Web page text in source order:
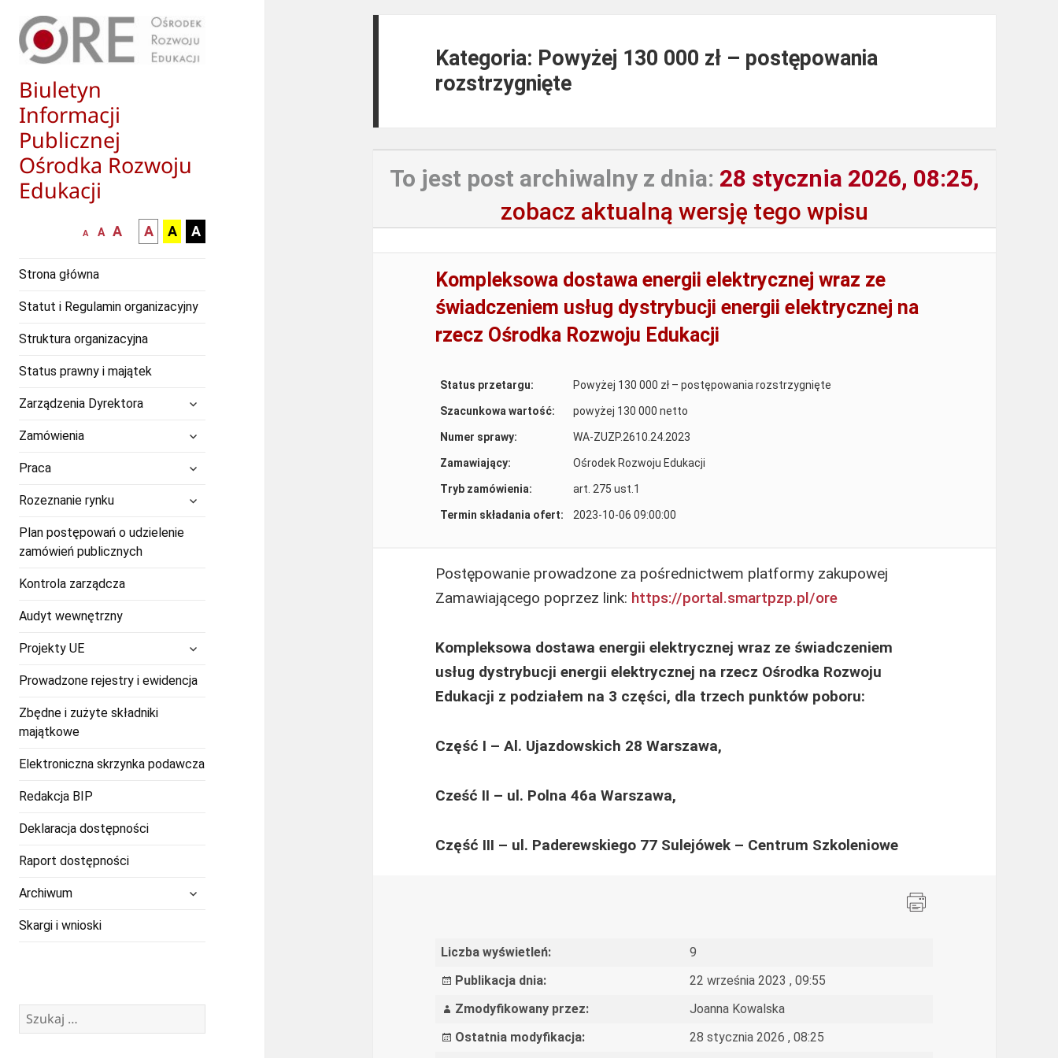
Biuletyn
Informacji
Publicznej
Ośrodka Rozwoju
Edukacji
mniejsza
A
normalna
A
większa-
czcionka
A
kontrast
czarny
białym
A
kontrast
czarny
zółtym
A
kontrast
żółty
A
Strona główna
Statut i Regulamin organizacyjny
Struktura organizacyjna
Status prawny i majątek
Zarządzenia Dyrektora
rozwiń
menu
Zamówienia
Praca
Rozeznanie rynkurozwiń
menu
potomne
Plan postępowań o udzielenie
zamówień publicznych
Kontrola zarządcza
Audyt wewnętrzny
Projekty UE
potomne
Prowadzone rejestry i ewidencja
Zbędne i zużyte składniki
majątkowe
Elektroniczna skrzynka podawcza
Redakcja BIP
Deklaracja dostępności
Raport dostępności
Archiwum
Skargi i wnioski
Szukaj:
Kategoria: Powyżej 130 000 zł – postępowania
rozstrzygnięte
To jest post archiwalny z dnia: 28 stycznia 2026, 08:25,
zobacz aktualną wersję tego wpisu
Kompleksowa dostawa energii elektrycznej wraz ze
świadczeniem usług dystrybucji energii elektrycznej na
rzecz Ośrodka Rozwoju Edukacji
Status przetargu: Powyżej 130 000 zł – postępowania rozstrzygnięte
Szacunkowa wartość: powyżej 130 000 netto
Numer sprawy: WA-ZUZP.2610.24.2023
Zamawiający: Ośrodek Rozwoju Edukacji
Tryb zamówienia: art. 275 ust.1
Termin składania ofert: 2023-10-06 09:00:00
Postępowanie prowadzone za pośrednictwem platformy zakupowej
Zamawiającego poprzez link: https://portal.smartpzp.pl/ore
Kompleksowa dostawa energii elektrycznej wraz ze świadczeniem
usług dystrybucji energii elektrycznej na rzecz Ośrodka Rozwoju
Edukacji z podziałem na 3 części, dla trzech punktów poboru:
Część I – Al. Ujazdowskich 28 Warszawa,
Cześć II – ul. Polna 46a Warszawa,
Część III – ul. Paderewskiego 77 Sulejówek – Centrum Szkoleniowe
Liczba wyświetleń:
9
Publikacja dnia:
22 września 2023 , 09:55
Zmodyfikowany przez:
Joanna Kowalska
Ostatnia modyfikacja:
28 stycznia 2026 , 08:25